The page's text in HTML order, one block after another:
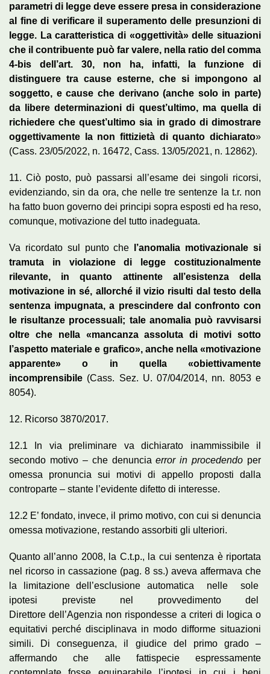
parametri di legge deve essere presa in considerazione
al fine di verificare il superamento delle presunzioni di
legge. La caratteristica di «oggettività» delle situazioni
che il contribuente può far valere, nella ratio del comma
4-bis dell’art. 30, non ha, infatti, la funzione di
distinguere tra cause esterne, che si impongono al
soggetto, e cause che derivano (anche solo in parte)
da libere determinazioni di quest’ultimo, ma quella di
richiedere che quest’ultimo sia in grado di dimostrare
oggettivamente la non fittizietà di quanto dichiarato»
(Cass. 23/05/2022, n. 16472, Cass. 13/05/2021, n. 12862).
11. Ciò posto, può passarsi all’esame dei singoli ricorsi,
evidenziando, sin da ora, che nelle tre sentenze la t.r. non
ha fatto buon governo dei principi sopra esposti ed ha reso,
comunque, motivazione del tutto inadeguata.
Va ricordato sul punto che
l’anomalia motivazionale si
tramuta in violazione di legge costituzionalmente
rilevante, in quanto attinente all’esistenza della
motivazione in sé, allorché il vizio risulti dal testo della
sentenza impugnata, a prescindere dal confronto con
le risultanze processuali; tale anomalia può ravvisarsi
oltre che nella «mancanza assoluta di motivi sotto
l’aspetto materiale e grafico», anche nella «motivazione
apparente» o in quella «obiettivamente
incomprensibile (Cass. Sez. U. 07/04/2014, nn. 8053 e
8054).
12. Ricorso 3870/2017.
12.1 In via preliminare va dichiarato inammissibile il
secondo motivo – che denunciaerror in procedendo per
omessa pronuncia sui motivi di appello proposti dalla
controparte – stante l’evidente difetto di interesse.
12.2 E’ fondato, invece, il primo motivo, con cui si denuncia
omessa motivazione, restando assorbiti gli ulteriori.
Quanto all’anno 2008, la C.t.p., la cui sentenza è riportata
nel ricorso in cassazione (pag. 8 ss.) aveva affermava che
la limitazione dell’esclusione automatica nelle sole
ipotesi previste nel provvedimento del
Direttore dell’Agenzia non rispondesse a criteri di logica o
equitativi perché disciplinava in modo difforme situazioni
simili. Di conseguenza, il giudice del primo grado –
affermando che alle fattispecie espressamente